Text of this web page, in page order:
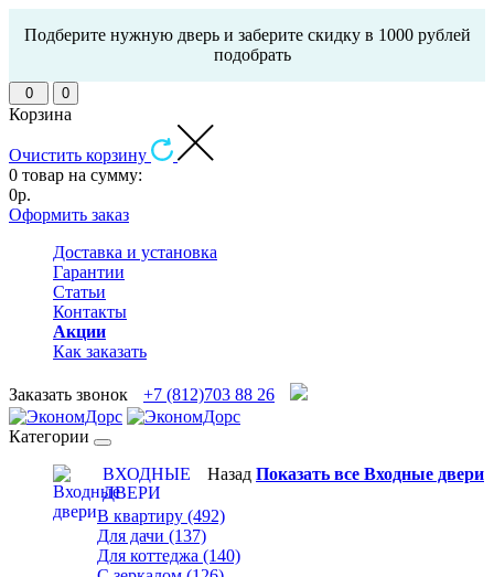
Подберите нужную дверь и заберите скидку в 1000 рублей
подобрать
0 0
Корзина
Очистить корзину
0 товар на сумму:
0р.
Оформить заказ
Доставка и установка
Гарантии
Статьи
Контакты
Акции
Как заказать
Заказать звонок +7 (812)703 88 26
Категории
ВХОДНЫЕ
ДВЕРИ
Назад Показать все Входные двери
В квартиру (492)
Для дачи (137)
Для коттеджа (140)